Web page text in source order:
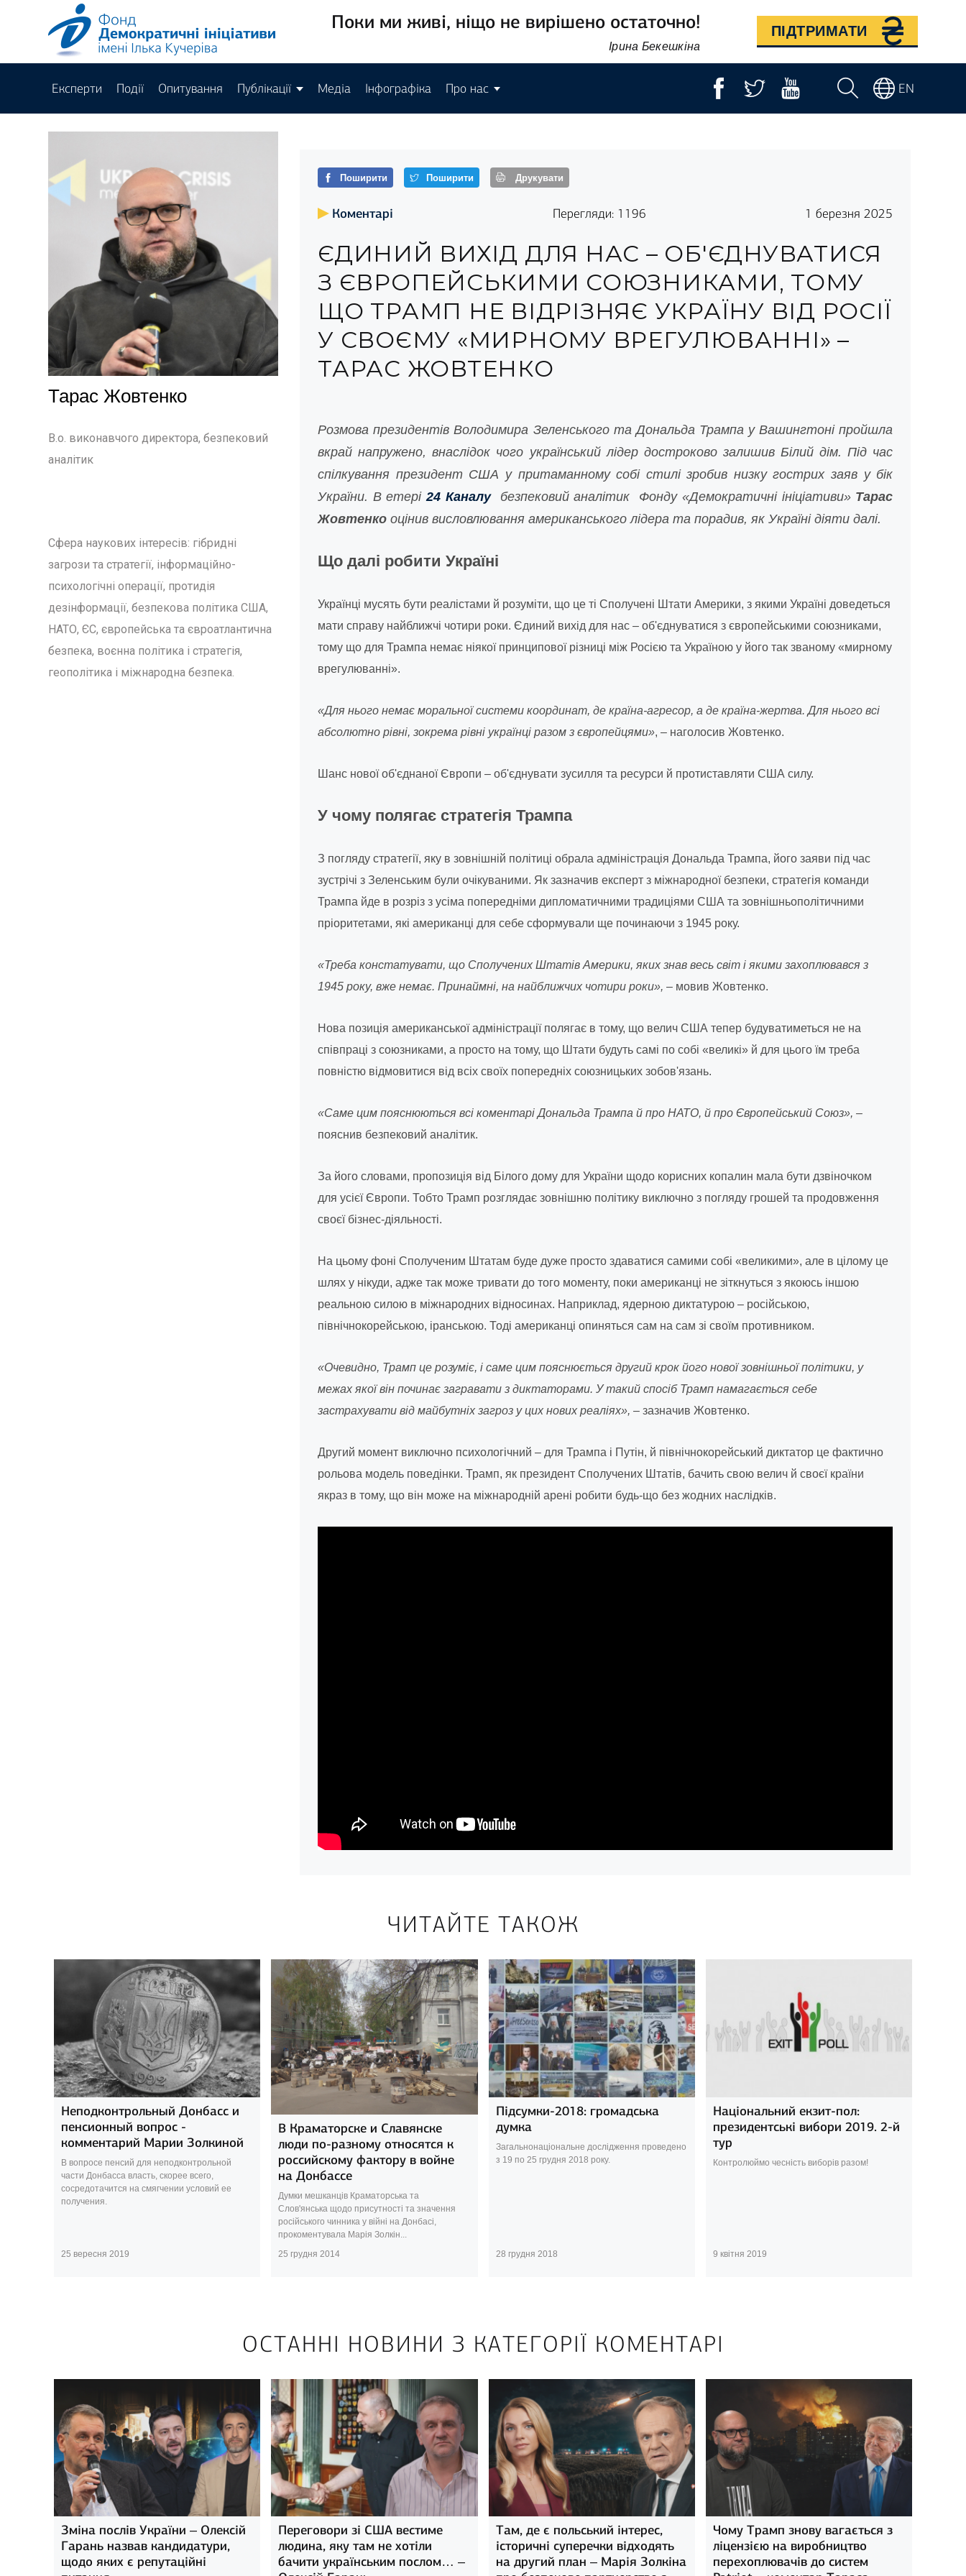
Поки ми живі, ніщо не вирішено остаточно!
Ірина Бекешкіна
ПІДТРИМАТИ
Експерти Події Опитування Публікації Медіа Інфографіка Про нас EN
Тарас Жовтенко
В.о. виконавчого директора, безпековий
аналітик
Сфера наукових інтересів: гібридні
загрози та стратегії, інформаційно-
психологічні операції, протидія
дезінформації, безпекова політика США,
НАТО, ЄС, європейська та євроатлантична
безпека, воєнна політика і стратегія,
геополітика і міжнародна безпека.
Поширити Поширити Друкувати
Коментарі Перегляди: 1196 1 березня 2025
ЄДИНИЙ ВИХІД ДЛЯ НАС – ОБ'ЄДНУВАТИСЯ
З ЄВРОПЕЙСЬКИМИ СОЮЗНИКАМИ, ТОМУ
ЩО ТРАМП НЕ ВІДРІЗНЯЄ УКРАЇНУ ВІД РОСІЇ
У СВОЄМУ «МИРНОМУ ВРЕГУЛЮВАННІ» –
ТАРАС ЖОВТЕНКО
Розмова президентів Володимира Зеленського та Дональда Трампа у Вашингтоні пройшла
вкрай напружено, внаслідок чого український лідер достроково залишив Білий дім. Під час
спілкування президент США у притаманному собі стилі зробив низку гострих заяв у бік
України. В етері24 Каналубезпековий аналітик Фонду «Демократичні ініціативи»Тарас
Жовтенко оцінив висловлювання американського лідера та порадив, як Україні діяти далі.
Що далі робити Україні
Українці мусять бути реалістами й розуміти, що це ті Сполучені Штати Америки, з якими Україні доведеться
мати справу найближчі чотири роки. Єдиний вихід для нас – об'єднуватися з європейськими союзниками,
тому що для Трампа немає ніякої принципової різниці між Росією та Україною у його так званому «мирному
врегулюванні».
«Для нього немає моральної системи координат, де країна-агресор, а де країна-жертва. Для нього всі
абсолютно рівні, зокрема рівні українці разом з європейцями», – наголосив Жовтенко.
Шанс нової об'єднаної Європи – об'єднувати зусилля та ресурси й протиставляти США силу.
У чому полягає стратегія Трампа
З погляду стратегії, яку в зовнішній політиці обрала адміністрація Дональда Трампа, його заяви під час
зустрічі з Зеленським були очікуваними. Як зазначив експерт з міжнародної безпеки, стратегія команди
Трампа йде в розріз з усіма попередніми дипломатичними традиціями США та зовнішньополітичними
пріоритетами, які американці для себе сформували ще починаючи з 1945 року.
«Треба констатувати, що Сполучених Штатів Америки, яких знав весь світ і якими захоплювався з
1945 року, вже немає. Принаймні, на найближчих чотири роки», – мовив Жовтенко.
Нова позиція американської адміністрації полягає в тому, що велич США тепер будуватиметься не на
співпраці з союзниками, а просто на тому, що Штати будуть самі по собі «великі» й для цього їм треба
повністю відмовитися від всіх своїх попередніх союзницьких зобов'язань.
«Саме цим пояснюються всі коментарі Дональда Трампа й про НАТО, й про Європейський Союз», –
пояснив безпековий аналітик.
За його словами, пропозиція від Білого дому для України щодо корисних копалин мала бути дзвіночком
для усієї Європи. Тобто Трамп розглядає зовнішню політику виключно з погляду грошей та продовження
своєї бізнес-діяльності.
На цьому фоні Сполученим Штатам буде дуже просто здаватися самими собі «великими», але в цілому це
шлях у нікуди, адже так може тривати до того моменту, поки американці не зіткнуться з якоюсь іншою
реальною силою в міжнародних відносинах. Наприклад, ядерною диктатурою – російською,
північнокорейською, іранською. Тоді американці опиняться сам на сам зі своїм противником.
«Очевидно, Трамп це розуміє, і саме цим пояснюється другий крок його нової зовнішньої політики, у
межах якої він починає загравати з диктаторами. У такий спосіб Трамп намагається себе
застрахувати від майбутніх загроз у цих нових реаліях», – зазначив Жовтенко.
Другий момент виключно психологічний – для Трампа і Путін, й північнокорейський диктатор це фактично
рольова модель поведінки. Трамп, як президент Сполучених Штатів, бачить свою велич й своєї країни
якраз в тому, що він може на міжнародній арені робити будь-що без жодних наслідків.
ЧИТАЙТЕ ТАКОЖ
Неподконтрольный Донбасс и
пенсионный вопрос -
комментарий Марии Золкиной
В вопросе пенсий для неподконтрольной
части Донбасса власть, скорее всего,
сосредотачится на смягчении условий ее
получения.
25 вересня 2019
В Краматорске и Славянске
люди по-разному относятся к
российскому фактору в войне
на Донбассе
Думки мешканців Краматорська та
Слов'янська щодо присутності та значення
російського чинника у війні на Донбасі,
прокоментувала Марія Золкін...
25 грудня 2014
Підсумки-2018: громадська
думка
Загальнонаціональне дослідження проведено
з 19 по 25 грудня 2018 року.
28 грудня 2018
Національний екзит-пол:
президентські вибори 2019. 2-й
тур
Контролюймо чесність виборів разом!
9 квітня 2019
ОСТАННІ НОВИНИ З КАТЕГОРІЇ КОМЕНТАРІ
Зміна послів України – Олексій
Гарань назвав кандидатури,
щодо яких є репутаційні
Переговори зі США вестиме
людина, яку там не хотіли
бачити українським послом… –
Там, де є польський інтерес,
історичні суперечки відходять
на другий план – Марія Золкіна
Чому Трамп знову вагається з
ліцензією на виробництво
перехоплювачів до систем